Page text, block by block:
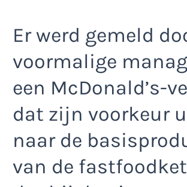
Er werd gemeld
voormalige
een McDonald’s-
dat zijn voorkeur
naar de
van de